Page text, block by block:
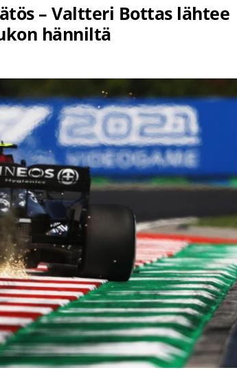
– Valtteri Bottas lähtee
hänniltä